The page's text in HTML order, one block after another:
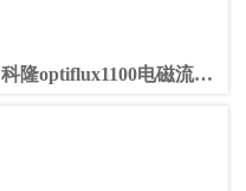
科隆optiflux1100电磁流量